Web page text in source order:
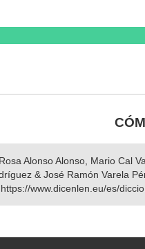
Alonso Alonso, Mario Cal
& José Ramón Varela
www.dicenlen.eu/es/